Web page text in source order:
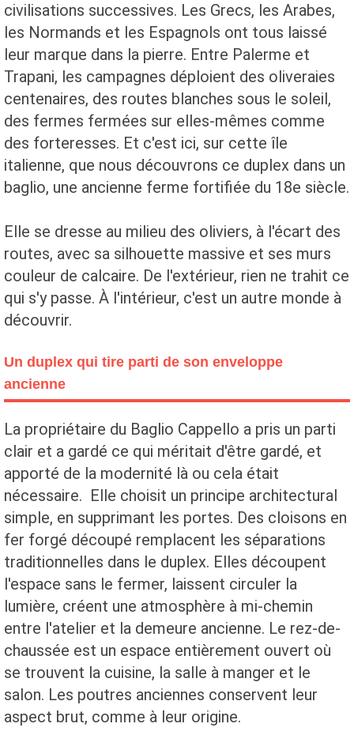
civilisations successives. Les Grecs, les Arabes,
les Normands et les Espagnols ont tous laissé
leur marque dans la pierre. Entre Palerme et
Trapani, les campagnes déploient des oliveraies
centenaires, des routes blanches sous le soleil,
des fermes fermées sur elles-mêmes comme
des forteresses. Et c'est ici, sur cette île
italienne, que nous découvrons ce duplex dans un
baglio, une ancienne ferme fortifiée du 18e siècle.
Elle se dresse au milieu des oliviers, à l'écart des
routes, avec sa silhouette massive et ses murs
couleur de calcaire. De l'extérieur, rien ne trahit ce
qui s'y passe. À l'intérieur, c'est un autre monde à
découvrir.
Un duplex qui tire parti de son enveloppe
ancienne
La propriétaire du Baglio Cappello a pris un parti
clair et a gardé ce qui méritait d'être gardé, et
apporté de la modernité là ou cela était
nécessaire. Elle choisit un principe architectural
simple, en supprimant les portes. Des cloisons en
fer forgé découpé remplacent les séparations
traditionnelles dans le duplex. Elles découpent
l'espace sans le fermer, laissent circuler la
lumière, créent une atmosphère à mi-chemin
entre l'atelier et la demeure ancienne. Le rez-de-
chaussée est un espace entièrement ouvert où
se trouvent la cuisine, la salle à manger et le
salon. Les poutres anciennes conservent leur
aspect brut, comme à leur origine.